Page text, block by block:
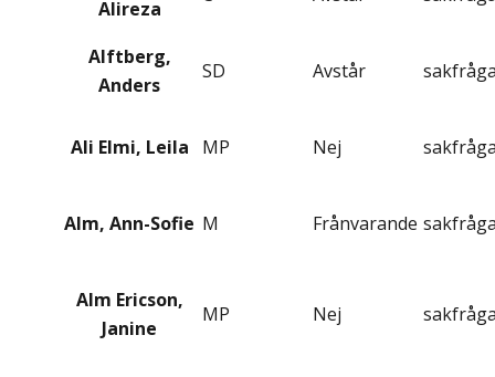
Alireza
Alftberg,
Anders
SD Avstår
Ali Elmi, Leila MP Nej
Alm, Ann-Sofie M Frånvarande
Alm Ericson,
Janine
MP Nej